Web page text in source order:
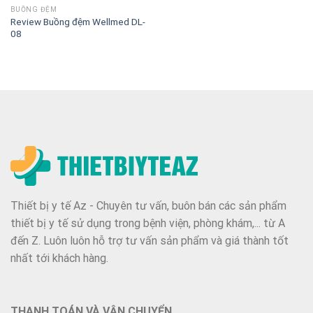
BUỒNG ĐỆM
Review Buồng đệm Wellmed DL-
08
Thiết bị y tế Az - Chuyên tư vấn, buôn bán các sản phẩm
thiết bị y tế sử dụng trong bệnh viện, phòng khám,... từ A
đến Z. Luôn luôn hỗ trợ tư vấn sản phẩm và giá thành tốt
nhất tới khách hàng.